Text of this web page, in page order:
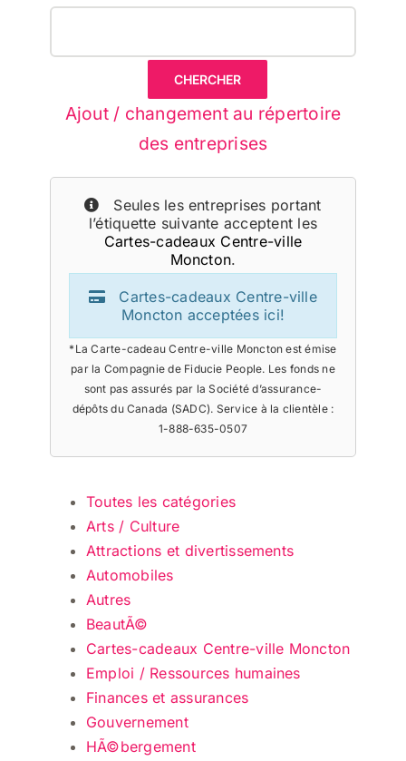
Ajout / changement au répertoire
des entreprises
Seules les entreprises portant
l’étiquette suivante acceptent les
Cartes-cadeaux Centre-ville
Moncton.
Cartes-cadeaux Centre-ville
Moncton acceptées ici!
*La Carte-cadeau Centre-ville Moncton est émise
par la Compagnie de Fiducie People. Les fonds ne
sont pas assurés par la Société d’assurance-
dépôts du Canada (SADC). Service à la clientèle :
1-888-635-0507
Toutes les catégories
Arts / Culture
Attractions et divertissements
Automobiles
Autres
BeautÃ©
Cartes-cadeaux Centre-ville Moncton
Emploi / Ressources humaines
Finances et assurances
Gouvernement
HÃ©bergement